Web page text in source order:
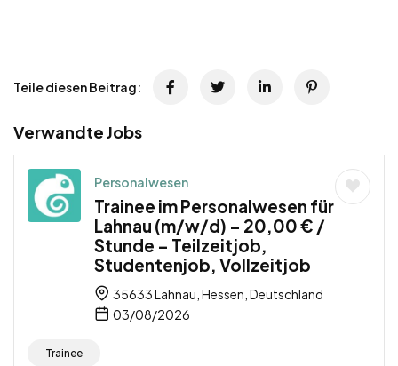
Teile diesen Beitrag:
Verwandte Jobs
Personalwesen
Trainee im Personalwesen für
Lahnau (m/w/d) – 20,00 € /
Stunde – Teilzeitjob,
Studentenjob, Vollzeitjob
35633 Lahnau, Hessen, Deutschland
03/08/2026
Trainee